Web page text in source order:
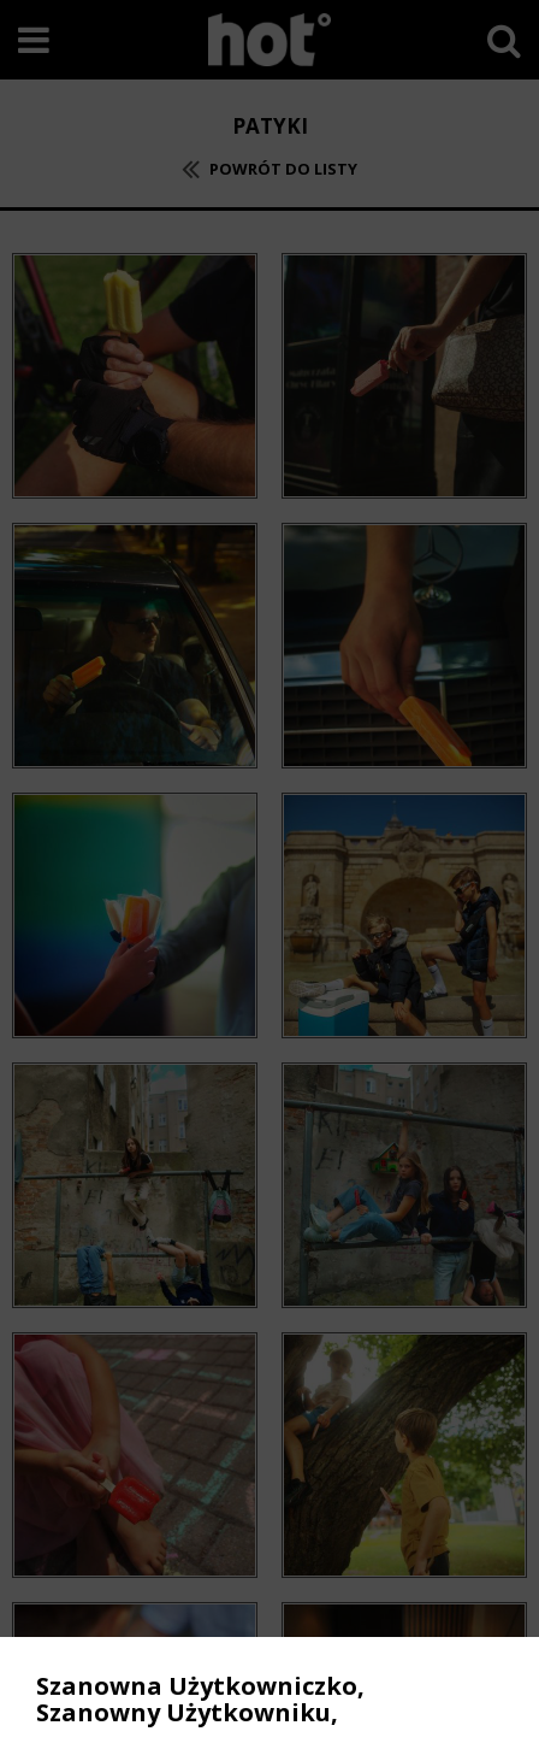
PATYKI
POWRÓT DO LISTY
Szanowna Użytkowniczko,
Szanowny Użytkowniku,